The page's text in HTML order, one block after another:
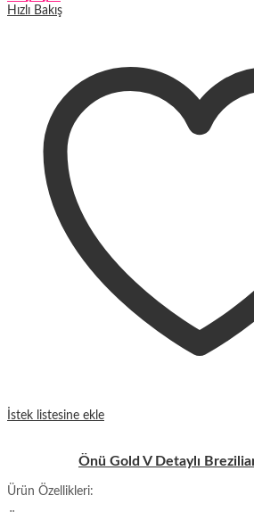
Hızlı Bakış
İstek listesine ekle
Önü Gold V Detaylı
Ürün Özellikleri: